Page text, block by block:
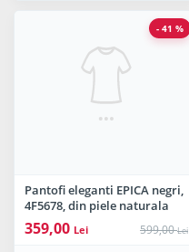
Pantofi eleganti EPICA negri,
4F5678, din piele naturala
lacuita
359,00 Lei 599,00Lei
- 41 %